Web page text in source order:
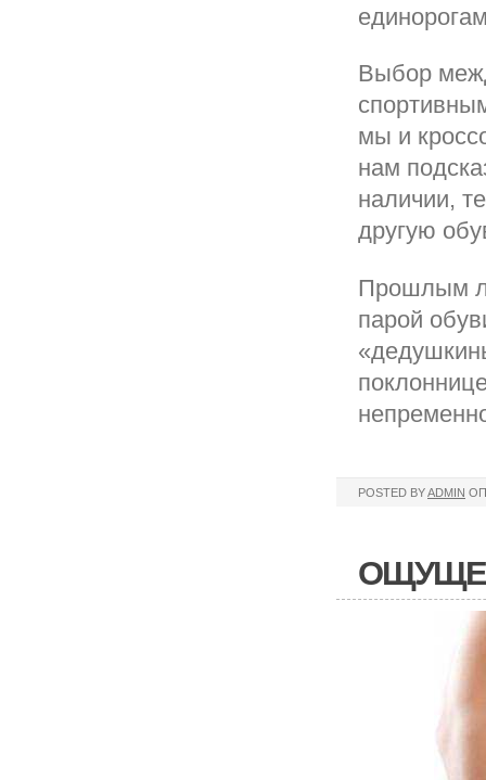
Выбор
мы и
нам
наличии,
другую
Прошлым
парой
POSTED BYADMIN